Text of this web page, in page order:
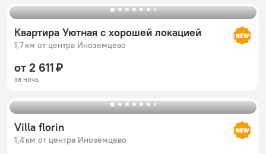
Квартира Уютная с хорошей локацией
1,7 км от центра Иноземцево
от 2 611 ₽
за ночь
Villa florin
1,4 км от центра Иноземцево